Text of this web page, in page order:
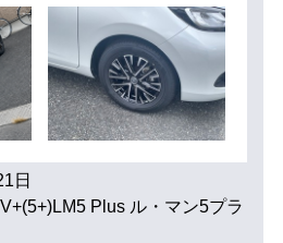
日
Plus ル・マン5プラ